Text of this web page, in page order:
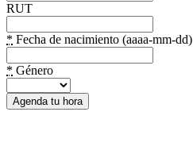
RUT
* Fecha de nacimiento (aaaa-mm-dd)
* Género